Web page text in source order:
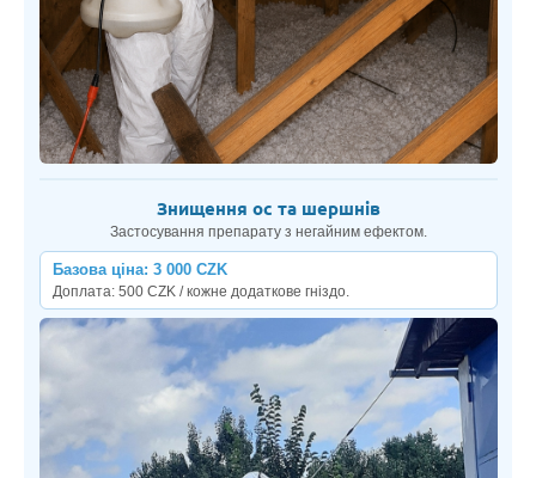
Знищення ос та шершнів
Застосування препарату з негайним ефектом.
Базова ціна: 3 000 CZK
Доплата: 500 CZK / кожне додаткове гніздо.